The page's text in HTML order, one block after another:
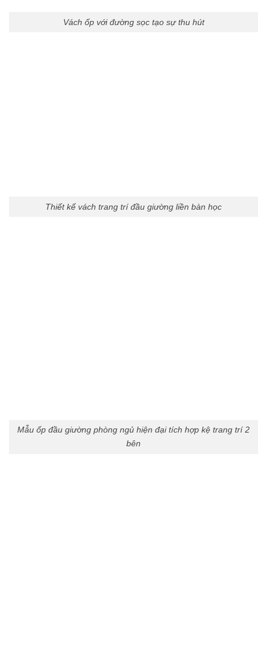
Vách ốp với đường sọc tạo sự thu hút
Thiết kế vách trang trí đầu giường liền bàn học
Mẫu ốp đầu giường phòng ngủ hiện đại tích hợp kệ trang trí 2
bên